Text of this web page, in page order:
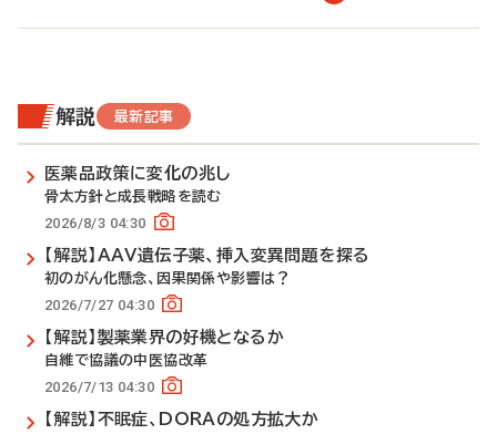
解説 最新記事
医薬品政策に変化の兆し
骨太方針と成長戦略を読む
2026/8/3 04:30
【解説】AAV遺伝子薬、挿入変異問題を探る
初のがん化懸念、因果関係や影響は？
2026/7/27 04:30
【解説】製薬業界の好機となるか
自維で協議の中医協改革
2026/7/13 04:30
【解説】不眠症、DORAの処方拡大か